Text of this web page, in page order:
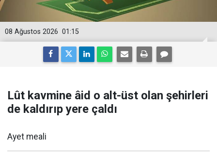
01:15
08 Ağustos 2026
Lût kavmine âid o alt-üst olan şehirleri
de kaldırıp yere çaldı
Ayet meali